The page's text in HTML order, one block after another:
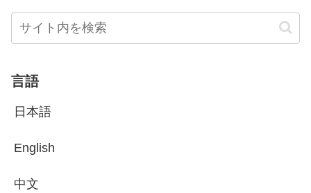
言語
日本語
English
中文